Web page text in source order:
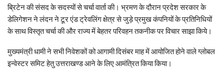
ब्रिटेन की संसद के सदस्यों से चर्चा वार्ता की। भ्रमण के दौरान प्रदेश सरकार के
डेलिगेशन ने लंदन ने टूर एंड ट्रेवलिंग क्षेत्र से जुड़े प्रमुख कंपनियों के प्रतिनिधियों
के साथ विस्तृत चर्चा की और राज्य में बेहतर परिवहन तकनीक पर विचार साझा किये।
मुख्यमंत्री धामी ने सभी निवेशकों को आगामी दिसंबर माह में आयोजित होने वाले ग्लोबल
इन्वेस्टर समिट हेतु उत्तराखण्ड आने के लिए आमंत्रित किया किया।